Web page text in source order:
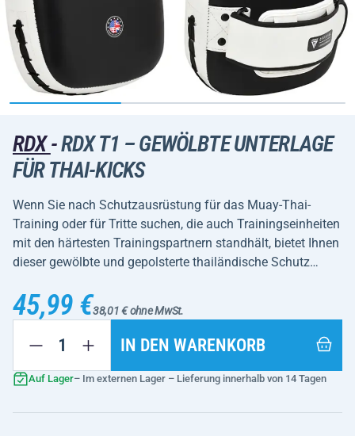
RDX-RDX T1 – GEWÖLBTE UNTERLAGE
FÜR THAI-KICKS
Wenn Sie nach Schutzausrüstung für das Muay-Thai-
Training oder für Tritte suchen, die auch Trainingseinheiten
mit den härtesten Trainingspartnern standhält, bietet Ihnen
dieser gewölbte und gepolsterte thailändische Schutz…
45,99 €38,01 € ohne MwSt.
IN DEN WARENKORB
Auf Lager– Im externen Lager – Lieferung innerhalb von 14 Tagen